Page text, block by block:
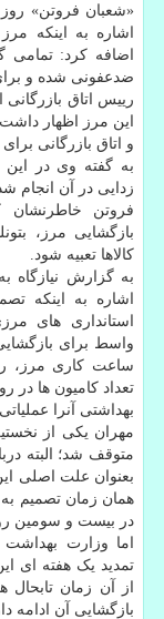
«شعبان فروتن» روز
اشاره به اینکه
اضافه کرد:
ضدعفونی شده و
رییس اتاق بازرگانی
این مرز اظهار
و اتاق بازرگانی
به گفته وی در
زدایی در آن انجام
فروتن خاطرنشان
بازگشایی مرز،
کالاها تعبیه شود.
به گزارش نیازگاه
اشاره به اینکه
استانداری های
واسط برای
ساعت کاری مرز،
تعداد کامیون ها در
بهداشتی آنرا عملیاتی
مهران یکی از
متوقف شد؛ البته
بعنوان علت اصلی
همان زمان تصمیم
در بیست و سومین
اما وزارت
تمدید یک هفته ای
از آن زمان
بازگشایی آن ادامه